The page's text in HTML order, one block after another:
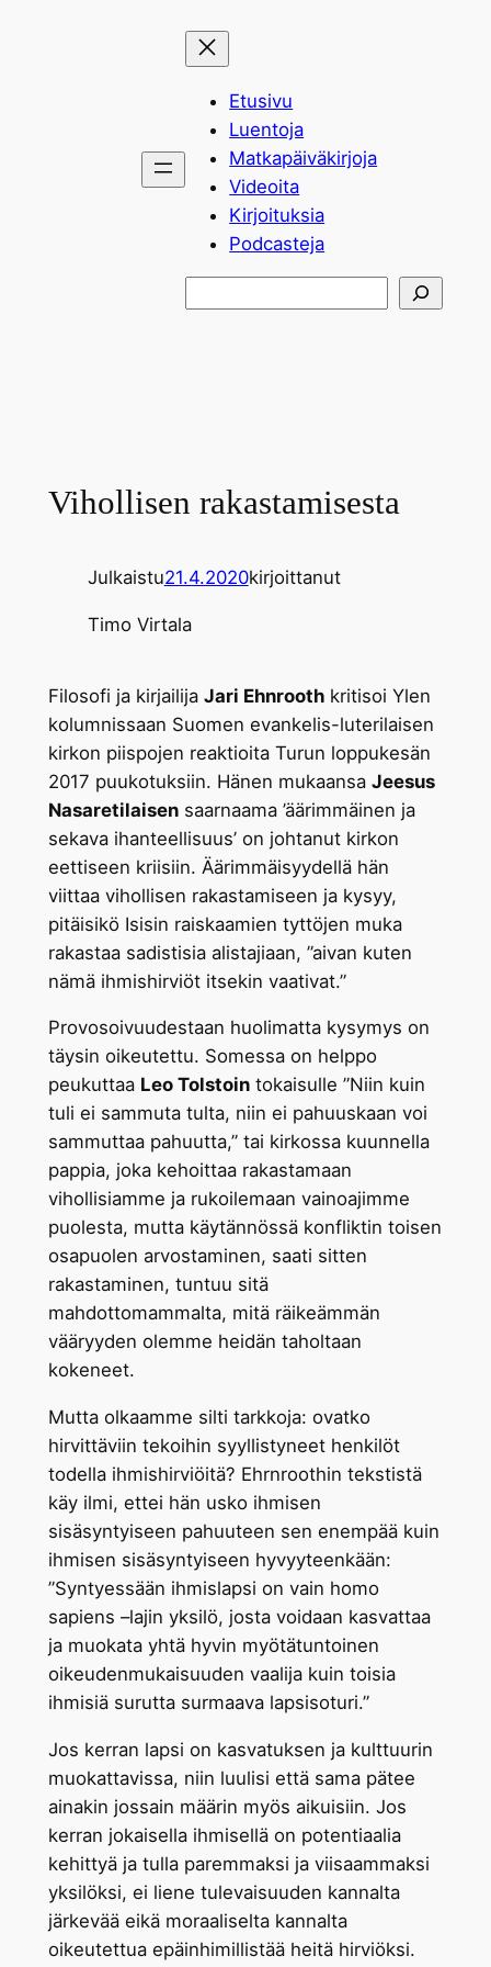
Etusivu
Luentoja
Matkapäiväkirjoja
Videoita
Kirjoituksia
Podcasteja
Vihollisen rakastamisesta
Julkaistu21.4.2020kirjoittanut
Timo Virtala
Filosofi ja kirjailija Jari Ehnroothkritisoi Ylen
kolumnissaan Suomen evankelis-luterilaisen
kirkon piispojen reaktioita Turun loppukesän
2017 puukotuksiin. Hänen mukaansa Jeesus
Nasaretilaisensaarnaama ’äärimmäinen ja
sekava ihanteellisuus’ on johtanut kirkon
eettiseen kriisiin. Äärimmäisyydellä hän
viittaa vihollisen rakastamiseen ja kysyy,
pitäisikö Isisin raiskaamien tyttöjen muka
rakastaa sadistisia alistajiaan, ”aivan kuten
nämä ihmishirviöt itsekin vaativat.”
Provosoivuudestaan huolimatta kysymys on
täysin oikeutettu. Somessa on helppo
peukuttaa Leo Tolstointokaisulle ”Niin kuin
tuli ei sammuta tulta, niin ei pahuuskaan voi
sammuttaa pahuutta,” tai kirkossa kuunnella
pappia, joka kehoittaa rakastamaan
vihollisiamme ja rukoilemaan vainoajimme
puolesta, mutta käytännössä konfliktin toisen
osapuolen arvostaminen, saati sitten
rakastaminen, tuntuu sitä
mahdottomammalta, mitä räikeämmän
vääryyden olemme heidän taholtaan
kokeneet.
Mutta olkaamme silti tarkkoja: ovatko
hirvittäviin tekoihin syyllistyneet henkilöt
todella ihmishirviöitä? Ehrnroothin tekstistä
käy ilmi, ettei hän usko ihmisen
sisäsyntyiseen pahuuteen sen enempää kuin
ihmisen sisäsyntyiseen hyvyyteenkään:
”Syntyessään ihmislapsi on vain homo
sapiens –lajin yksilö, josta voidaan kasvattaa
ja muokata yhtä hyvin myötätuntoinen
oikeudenmukaisuuden vaalija kuin toisia
ihmisiä surutta surmaava lapsisoturi.”
Jos kerran lapsi on kasvatuksen ja kulttuurin
muokattavissa, niin luulisi että sama pätee
ainakin jossain määrin myös aikuisiin. Jos
kerran jokaisella ihmisellä on potentiaalia
kehittyä ja tulla paremmaksi ja viisaammaksi
yksilöksi, ei liene tulevaisuuden kannalta
järkevää eikä moraaliselta kannalta
oikeutettua epäinhimillistää heitä hirviöksi.